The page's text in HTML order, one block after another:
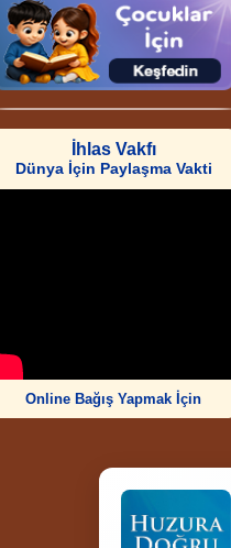
İhlas Vakfı
Dünya İçin Paylaşma Vakti
Online Bağış Yapmak İçin
Ziyaretçi Sayısı
252.006.365